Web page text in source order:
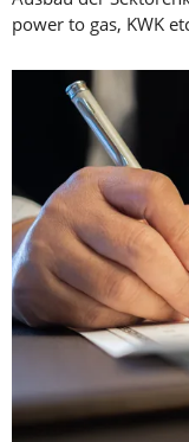
power to gas, KWK